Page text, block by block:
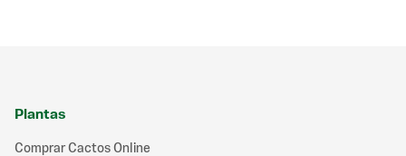
Plantas
Comprar Cactos Online